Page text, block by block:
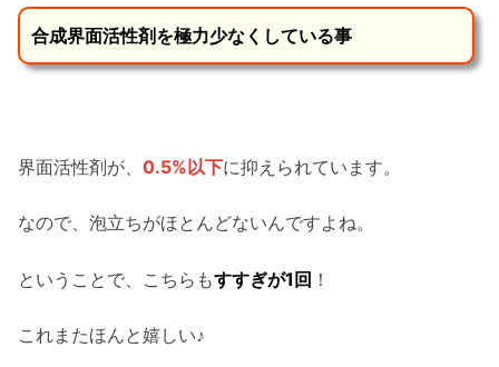
合成界面活性剤を極力少なくしている事
界面活性剤が、 0.5%以下に抑えられています。
なので、泡立ちがほとんどないんですよね。
ということで、こちらもすすぎが1回 ！
これまたほんと嬉しい♪